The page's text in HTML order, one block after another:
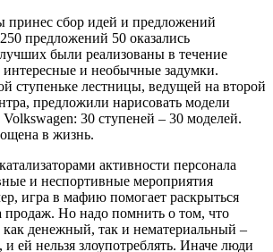
принес сбор идей и предложений
предложений 50 оказались
были реализованы в течение
и необычные задумки.
ступеньке лестницы, ведущей на второй
предложили нарисовать модели
30 ступеней – 30 моделей.
в жизнь.
активности персонала
и неспортивные мероприятия
игра в мафию помогает раскрыться
продаж. Но надо помнить о том, что
как денежный, так и нематериальный –
и ей нельзя злоупотреблять. Иначе люди